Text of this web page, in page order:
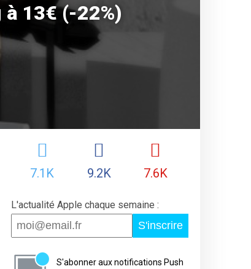
13€ (-22%)
7.1K 9.2K 7.6K
L'actualité Apple chaque semaine :
S'inscrire
S'abonner aux notifications Push